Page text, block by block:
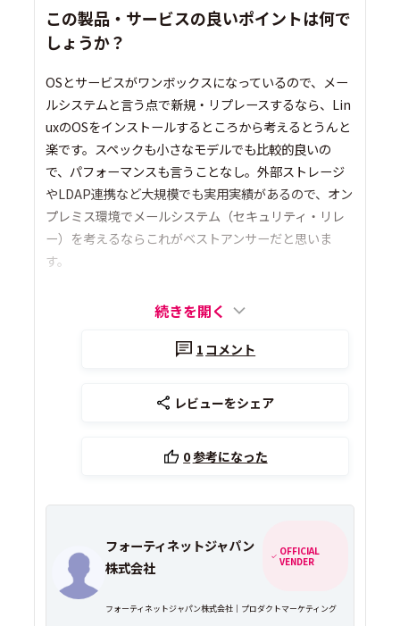
この製品・サービスの良いポイントは何で
しょうか？
OSとサービスがワンボックスになっているので、メー
ルシステムと言う点で新規・リプレースするなら、Lin
uxのOSをインストールするところから考えるとうんと
楽です。スペックも小さなモデルでも比較的良いの
で、パフォーマンスも言うことなし。外部ストレージ
やLDAP連携など大規模でも実用実績があるので、オン
プレミス環境でメールシステム（セキュリティ・リレ
ー）を考えるならこれがベストアンサーだと思いま
す。
続きを開く
1 コメント
レビューをシェア
0参考になった
フォーティネットジャパン
株式会社
OFFICIAL
VENDER
フォーティネットジャパン株式会社｜プロダクトマーケティング